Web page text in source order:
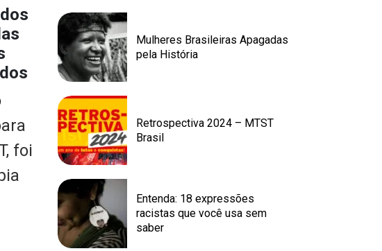
foi
Mulheres Brasileiras Apagadas
pela História
Retrospectiva 2024 – MTST
Brasil
Entenda: 18 expressões
racistas que você usa sem
saber